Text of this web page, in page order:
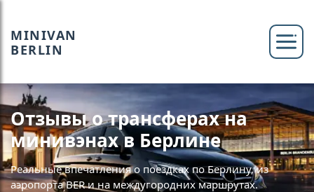
MINIVAN
BERLIN
Отзывы о трансферах на
минивэнах в Берлине
Реальные впечатления о поездках по Берлину, из
аэропорта BER и на междугородних маршрутах.